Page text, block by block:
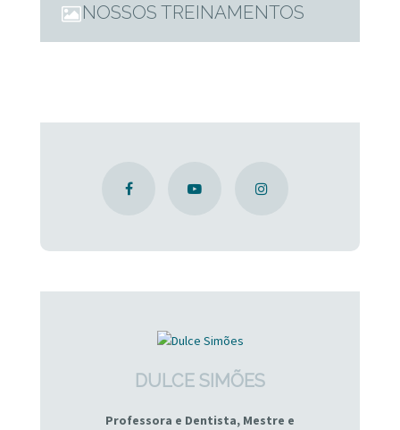
NOSSOS TREINAMENTOS
DULCE SIMÕES
Professora e Dentista, Mestre e